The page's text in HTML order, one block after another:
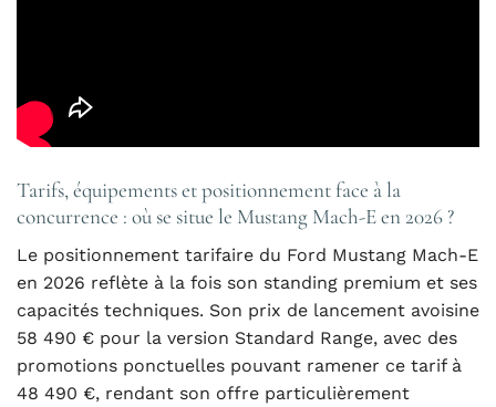
Tarifs, équipements et positionnement face à la
concurrence : où se situe le Mustang Mach-E en 2026 ?
Le positionnement tarifaire du Ford Mustang Mach-E
en 2026 reflète à la fois son standing premium et ses
capacités techniques. Son prix de lancement avoisine
58 490 € pour la version Standard Range, avec des
promotions ponctuelles pouvant ramener ce tarif à
48 490 €, rendant son offre particulièrement